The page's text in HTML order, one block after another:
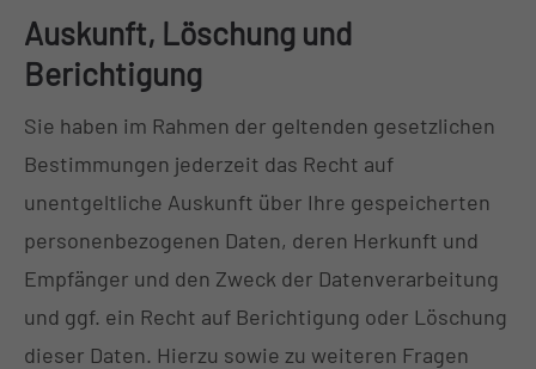
Auskunft, Löschung und
Berichtigung
Sie haben im Rahmen der geltenden gesetzlichen
Bestimmungen jederzeit das Recht auf
unentgeltliche Auskunft über Ihre gespeicherten
personenbezogenen Daten, deren Herkunft und
Empfänger und den Zweck der Datenverarbeitung
und ggf. ein Recht auf Berichtigung oder Löschung
dieser Daten. Hierzu sowie zu weiteren Fragen